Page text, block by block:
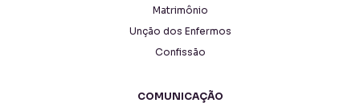
Matrimônio
Unção dos Enfermos
Confissão
COMUNICAÇÃO